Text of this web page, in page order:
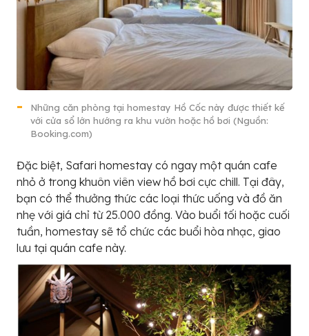
Những căn phòng tại homestay Hồ Cốc này được thiết kế
với cửa sổ lớn hướng ra khu vườn hoặc hồ bơi (Nguồn:
Booking.com)
Đặc biệt, Safari homestay có ngay một quán cafe
nhỏ ở trong khuôn viên view hồ bơi cực chill. Tại đây,
bạn có thể thưởng thức các loại thức uống và đồ ăn
nhẹ với giá chỉ từ 25.000 đồng. Vào buổi tối hoặc cuối
tuần, homestay sẽ tổ chức các buổi hòa nhạc, giao
lưu tại quán cafe này.